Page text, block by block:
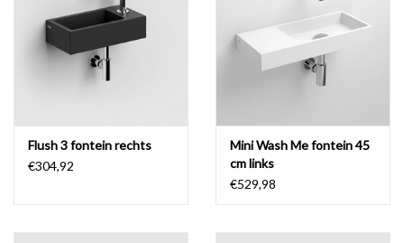
Flush 3 fontein rechts
€304,92
Mini Wash Me fontein 45
cm links
€529,98